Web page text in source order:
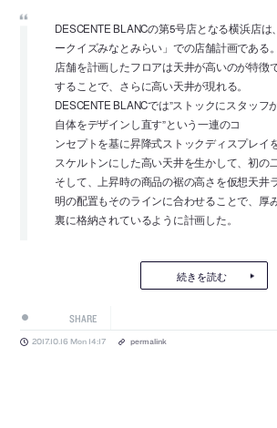
DESCENTE BLANCの第5号店となる横浜店
ークイズみなとみらい」での店舗計画である。
店舗を計画したフロアは天井が高いのが特徴
することで、さらに高い天井が現れる。
DESCENTE BLANCでは”ストックにスタッフ
自体をデザインし直す”という一連のコ
ンセプトを基に昇降式ストックディスプレイ
スケルトンにした高い天井を生かして、初の
そして、上昇時の商品の裾の高さを仮想天井
明の配置もそのラインに合わせることで、厚
裏に格納されているように計画した。
続きを読む
SHARE
2017.10.16 Mon 14:17 permalink